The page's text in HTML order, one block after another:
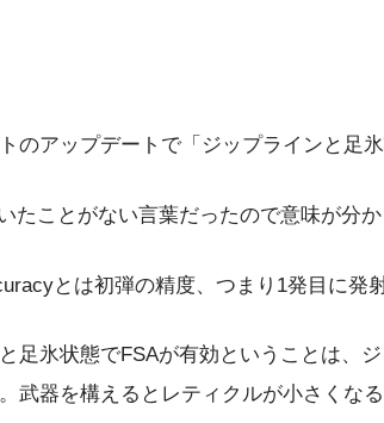
のアップデートで「ジップラインと足
いたことがない言葉だったので意味が分
とは初弾の精度、つまり1発目に発
足氷状態でFSAが有効ということは、
武器を構えるとレティクルが小さくな